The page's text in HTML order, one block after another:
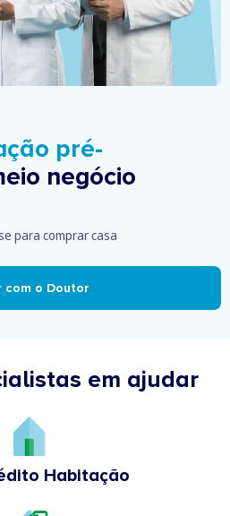
pré-
negócio
para comprar casa
com o Doutor
em ajudar
Habitação